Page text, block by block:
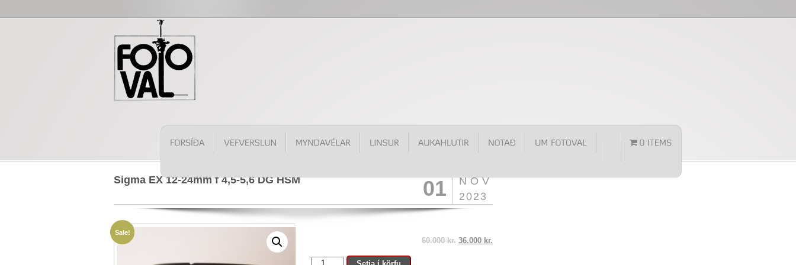
Sigma EX 12-24mm f 4,5-5,6 DG HSM
NÓV
2023
01
Sale!
60.000kr. 36.000 kr.
Sigma